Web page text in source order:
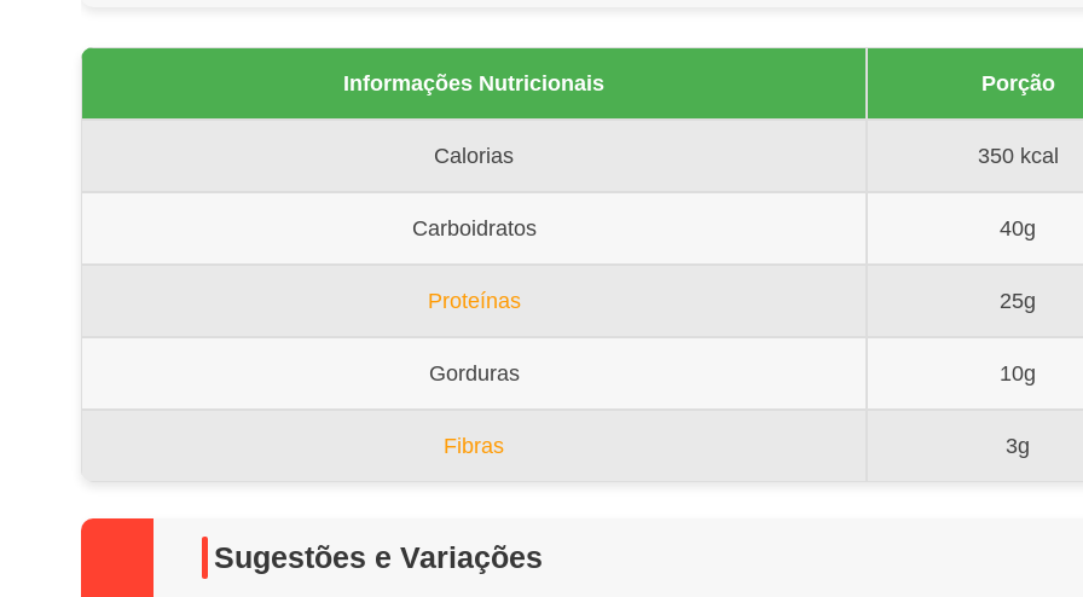
Informações Nutricionais Porção
Calorias 350 kcal
Carboidratos 40g
Proteínas 25g
Gorduras 10g
Fibras 3g
Sugestões e Variações